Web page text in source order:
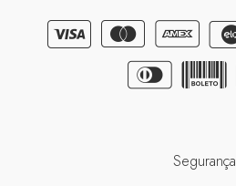
Segurança